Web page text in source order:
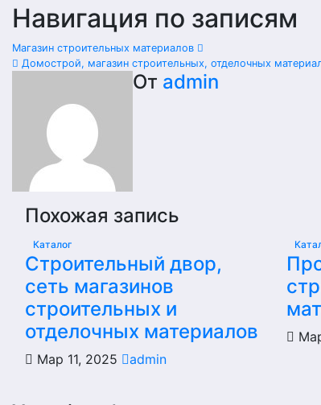
Навигация по записям
Магазин строительных материалов
Домострой, магазин строительных, отделочных
От admin
Похожая запись
Каталог
Строительный двор,
сеть магазинов
строительных и
отделочных материалов
Мар 11, 2025 admin